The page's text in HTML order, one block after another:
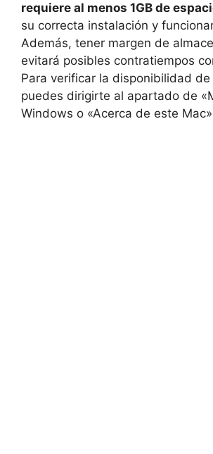
requiere al menos 1GB de
su correcta instalación y
Además, tener margen de
evitará posibles contratiempos
Para verificar la disponibilidad de
puedes dirigirte al apartado de
Windows o «Acerca de este